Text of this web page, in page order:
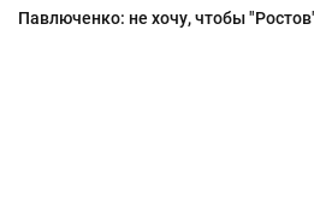
Павлюченко: не хочу, чтобы